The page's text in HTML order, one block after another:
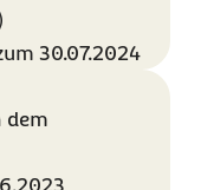
)
30.07.2024
dem